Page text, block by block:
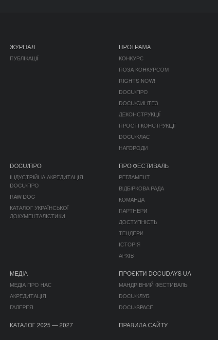
ЖУРНАЛ
ПУБЛІКАЦІЇ
ПРОГРАМА
КОНКУРС
ПОЗА КОНКУРСОМ
RIGHTS NOW!
DOCU/ПРО
DOCU/СИНТЕЗ
ДЕКОНСТРУКЦІЇ
ПРОСТІ КОНСТРУКЦІЇ
DOCU/КЛАС
НАГОРОДИ
DOCU/ПРО
ІНДУСТРІЙНА АКРЕДИТАЦІЯ
DOCU/ПРО
RAW DOC
КАТАЛОГ УКРАЇНСЬКОЇ
ДОКУМЕНТАЛІСТИКИ
ПРО ФЕСТИВАЛЬ
РЕГЛАМЕНТ
ВІДБІРКОВА РАДА
КОМАНДА
ПАРТНЕРИ
ДОСТУПНІСТЬ
ТЕНДЕРИ
ІСТОРІЯ
АРХІВ
МЕДІА
МЕДІА ПРО НАС
АКРЕДИТАЦІЯ
ГАЛЕРЕЯ
ПРОЄКТИ DOCUDAYS UA
МАНДРІВНИЙ ФЕСТИВАЛЬ
DOCU/КЛУБ
DOCU/SPACE
КАТАЛОГ 2025 — 2027 ПРАВИЛА САЙТУ